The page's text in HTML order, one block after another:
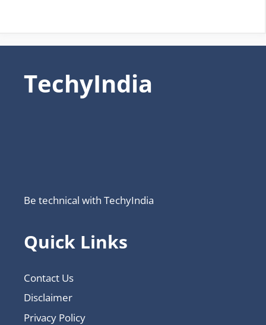
TechyIndia
Be technical with TechyIndia
Quick Links
Contact Us
Disclaimer
Privacy Policy